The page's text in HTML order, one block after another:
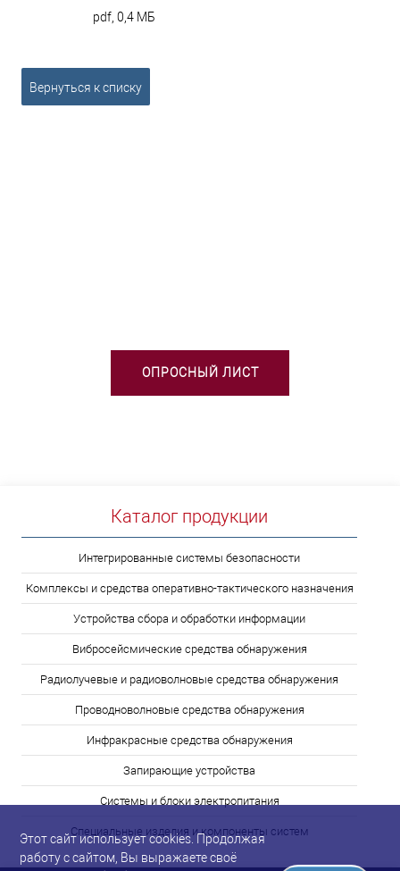
pdf, 0,4 МБ
Вернуться к списку
ОПРОСНЫЙ ЛИСТ
Каталог продукции
Интегрированные системы безопасности
Комплексы и средства оперативно-тактического назначения
Устройства сбора и обработки информации
Вибросейсмические средства обнаружения
Радиолучевые и радиоволновые средства обнаружения
Проводноволновые средства обнаружения
Инфракрасные средства обнаружения
Запирающие устройства
Системы и блоки электропитания
Специальные изделия и компоненты систем
Этот сайт использует cookies. Продолжая
работу с сайтом, Вы выражаете своё